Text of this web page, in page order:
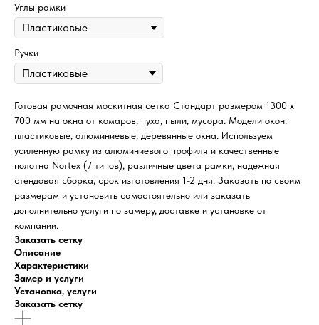
Углы рамки
Ручки
Готовая рамочная москитная сетка Стандарт размером 1300 х
700 мм на окна от комаров, пуха, пыли, мусора. Модели окон:
пластиковые, алюминиевые, деревянные окна. Используем
усиленную рамку из алюминиевого профиля и качественные
полотна Nortex (7 типов), различные цвета рамки, надежная
стендовая сборка, срок изготовления 1-2 дня. Заказать по своим
размерам и установить самостоятельно или заказать
дополнительно услуги по замеру, доставке и установке от
компании.
Заказать сетку
Описание
Характеристики
Замер и услуги
Установка, услуги
Заказать сетку